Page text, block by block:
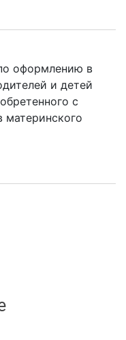
оформлению в
и детей
с
материнского